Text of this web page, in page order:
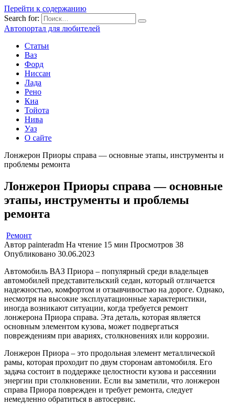
Перейти к содержанию
Search for:
Автопортал для любителей
Статьи
Ваз
Форд
Ниссан
Лада
Рено
Киа
Тойота
Нива
Уаз
О сайте
Лонжерон Приоры справа — основные этапы, инструменты и
проблемы ремонта
Лонжерон Приоры справа — основные
этапы, инструменты и проблемы
ремонта
Ремонт
Автор painteradm На чтение 15 мин Просмотров 38
Опубликовано 30.06.2023
Автомобиль ВАЗ Приора – популярный среди владельцев
автомобилей представительский седан, который отличается
надежностью, комфортом и отзывчивостью на дороге. Однако,
несмотря на высокие эксплуатационные характеристики,
иногда возникают ситуации, когда требуется ремонт
лонжерона Приора справа. Эта деталь, которая является
основным элементом кузова, может подвергаться
повреждениям при авариях, столкновениях или коррозии.
Лонжерон Приора – это продольная элемент металлической
рамы, которая проходит по двум сторонам автомобиля. Его
задача состоит в поддержке целостности кузова и рассеянии
энергии при столкновении. Если вы заметили, что лонжерон
справа Приора поврежден и требует ремонта, следует
немедленно обратиться в автосервис.